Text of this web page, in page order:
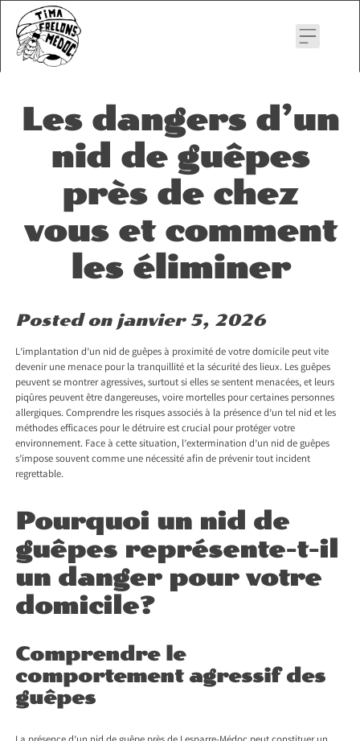
content
Les dangers d’un
nid de guêpes
près de chez
vous et comment
les éliminer
Posted on janvier 5, 2026
L’implantation d’un nid de guêpes à proximité de votre domicile peut vite
devenir une menace pour la tranquillité et la sécurité des lieux. Les guêpes
peuvent se montrer agressives, surtout si elles se sentent menacées, et leurs
piqûres peuvent être dangereuses, voire mortelles pour certaines personnes
allergiques. Comprendre les risques associés à la présence d’un tel nid et les
méthodes efficaces pour le détruire est crucial pour protéger votre
environnement. Face à cette situation, l’extermination d’un nid de guêpes
s’impose souvent comme une nécessité afin de prévenir tout incident
regrettable.
Pourquoi un nid de
guêpes représente-t-il
un danger pour votre
domicile?
Comprendre le
comportement agressif des
guêpes